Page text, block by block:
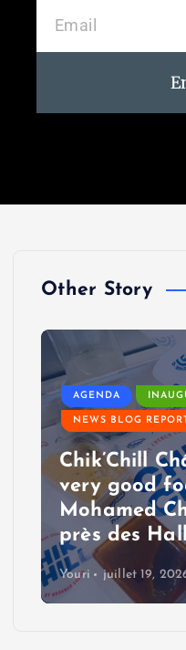
Other Story
AGENDA
NEWS BLOG
Chik’Chill
very good
Mohamed
près des
Youri juillet 19,